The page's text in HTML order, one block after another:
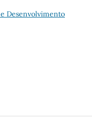
e Desenvolvimento